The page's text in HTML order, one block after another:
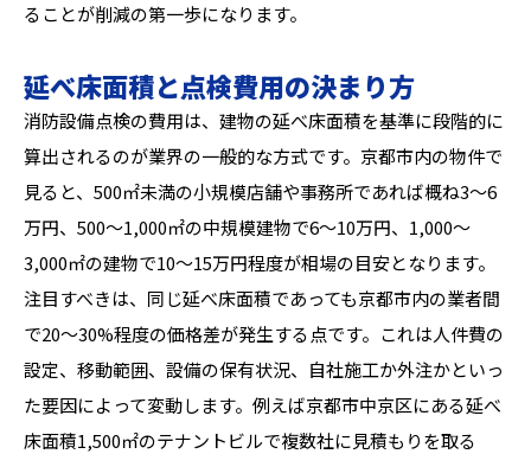
ることが削減の第一歩になります。
延べ床面積と点検費用の決まり方
消防設備点検の費用は、建物の延べ床面積を基準に段階的に
算出されるのが業界の一般的な方式です。京都市内の物件で
見ると、500㎡未満の小規模店舗や事務所であれば概ね3〜6
万円、500〜1,000㎡の中規模建物で6〜10万円、1,000〜
3,000㎡の建物で10〜15万円程度が相場の目安となります。
注目すべきは、同じ延べ床面積であっても京都市内の業者間
で20〜30%程度の価格差が発生する点です。これは人件費の
設定、移動範囲、設備の保有状況、自社施工か外注かといっ
た要因によって変動します。例えば京都市中京区にある延べ
床面積1,500㎡のテナントビルで複数社に見積もりを取る